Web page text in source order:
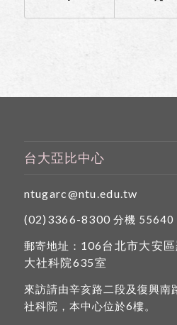
台大亞比中心
ntugarc@ntu.edu.tw
(02)3366-8300 分機 55640
郵寄地址： 106台北市大安
大社科院635室
來訪請由辛亥路二段及復興南
社科院，本中心位於6樓。